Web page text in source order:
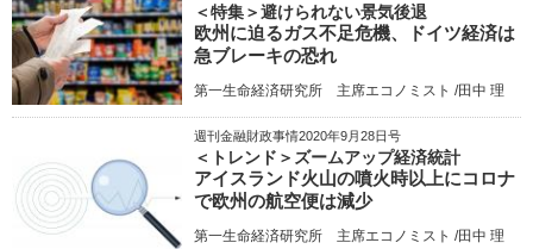
＜特集＞避けられない景気後退
欧州に迫るガス不足危機、ドイツ経済は
急ブレーキの恐れ
第一生命経済研究所 主席エコノミスト /田中 理
週刊金融財政事情2020年9月28日号
＜トレンド＞ズームアップ経済統計
アイスランド火山の噴火時以上にコロナ
で欧州の航空便は減少
第一生命経済研究所 主席エコノミスト /田中 理